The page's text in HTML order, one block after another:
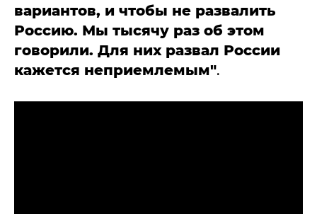
вариантов, и чтобы не развалить
Россию. Мы тысячу раз об этом
говорили. Для них развал России
кажется неприемлемым".